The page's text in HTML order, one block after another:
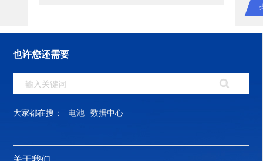
次
并
力
、
可
垃圾处理装备工程技术中心） 的双技术中心
企业。 解决方案： 结合劲旅环境科技中心
机房项目情况，本次为其提供搭建一套双排冷
统，现已安装调试完成。 机房动力环境集中
动力环境的动力设备、环境及现场图像实行监
调
精
备
也许您还需要
大家都在搜： 电池 数据中心